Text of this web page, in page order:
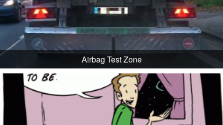
Airbag Test Zone